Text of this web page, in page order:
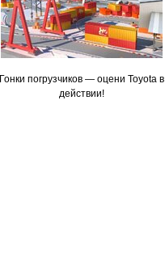
Гонки погрузчиков — оцени Toyota в
действии!